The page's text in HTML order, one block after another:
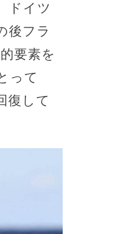
ドイツ
後フラ
要素を
って
復して